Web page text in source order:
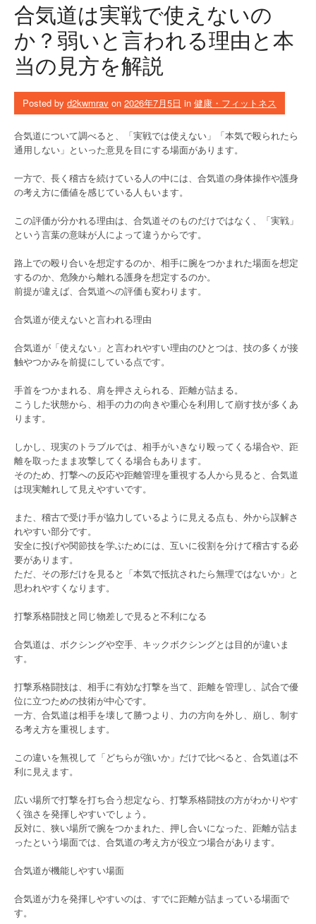
合気道は実戦で使えないの
か？弱いと言われる理由と本
当の見方を解説
Posted by d2kwmrav on 2026年7月5日 in 健康・フィットネス
合気道について調べると、「実戦では使えない」「本気で殴られたら
通用しない」といった意見を目にする場面があります。
一方で、長く稽古を続けている人の中には、合気道の身体操作や護身
の考え方に価値を感じている人もいます。
この評価が分かれる理由は、合気道そのものだけではなく、「実戦」
という言葉の意味が人によって違うからです。
路上での殴り合いを想定するのか、相手に腕をつかまれた場面を想定
するのか、危険から離れる護身を想定するのか。
前提が違えば、合気道への評価も変わります。
合気道が使えないと言われる理由
合気道が「使えない」と言われやすい理由のひとつは、技の多くが接
触やつかみを前提にしている点です。
手首をつかまれる、肩を押さえられる、距離が詰まる。
こうした状態から、相手の力の向きや重心を利用して崩す技が多くあ
ります。
しかし、現実のトラブルでは、相手がいきなり殴ってくる場合や、距
離を取ったまま攻撃してくる場合もあります。
そのため、打撃への反応や距離管理を重視する人から見ると、合気道
は現実離れして見えやすいです。
また、稽古で受け手が協力しているように見える点も、外から誤解さ
れやすい部分です。
安全に投げや関節技を学ぶためには、互いに役割を分けて稽古する必
要があります。
ただ、その形だけを見ると「本気で抵抗されたら無理ではないか」と
思われやすくなります。
打撃系格闘技と同じ物差しで見ると不利になる
合気道は、ボクシングや空手、キックボクシングとは目的が違いま
す。
打撃系格闘技は、相手に有効な打撃を当て、距離を管理し、試合で優
位に立つための技術が中心です。
一方、合気道は相手を壊して勝つより、力の方向を外し、崩し、制す
る考え方を重視します。
この違いを無視して「どちらが強いか」だけで比べると、合気道は不
利に見えます。
広い場所で打撃を打ち合う想定なら、打撃系格闘技の方がわかりやす
く強さを発揮しやすいでしょう。
反対に、狭い場所で腕をつかまれた、押し合いになった、距離が詰ま
ったという場面では、合気道の考え方が役立つ場合があります。
合気道が機能しやすい場面
合気道が力を発揮しやすいのは、すでに距離が詰まっている場面で
す。